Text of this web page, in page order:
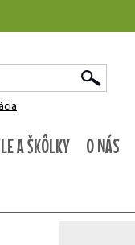
A ŠKÔLKY O NÁS